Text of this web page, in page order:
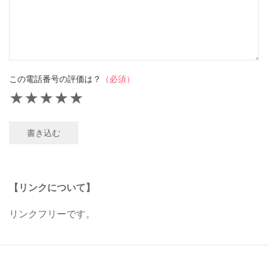
この電話番号の評価は？ （必須）
★
★
★
★
★
書き込む
【リンクについて】
リンクフリーです。